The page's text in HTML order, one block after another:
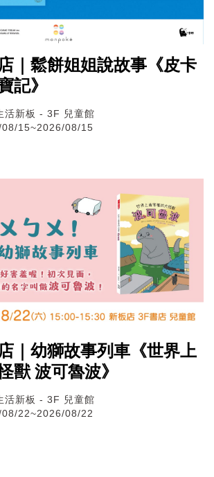
｜鬆餅姐姐說故事《皮卡
記》
活新板 - 3F 兒童館
08/15~2026/08/15
｜幼獅故事列車《世界上
獸 波可魯波》
活新板 - 3F 兒童館
22~2026/08/22